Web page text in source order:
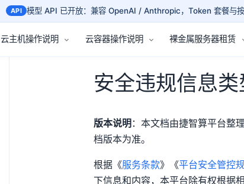
云主机操作说明 云容器操作说明 裸金属服务器租赁
安全违规信息类
版本说明 ：本文档由捷智算平台整
档版本为准。
根据《服务条款》《平台安全管控
下信息和内容，本平台除有权根据
API 模型 API 已开放：兼容 OpenAI / Anthropic，Token 套餐与